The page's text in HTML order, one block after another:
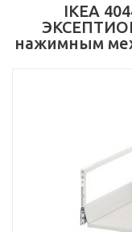
IKEA
нажимным